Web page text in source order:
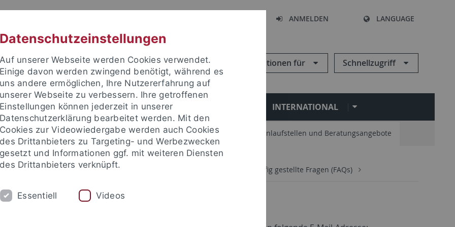
ANMELDEN LANGUAGE
Informationen für Schnellzugriff
FORSCHUNG EINRICHTUNGEN INTERNATIONAL
Universitätsbibliothek Zentrum für Datenverarbeitung Zentrale Anlaufstellen und Beratungsangebote
Anlaufstellen und Beratungsangebote Häufig gestellte Fragen (FAQs)
bei mangelnder Reinigungsleistung?
Datenschutzeinstellungen
Auf unserer Webseite werden Cookies verwendet.
Einige davon werden zwingend benötigt, während es
uns andere ermöglichen, Ihre Nutzererfahrung auf
unserer Webseite zu verbessern. Ihre getroffenen
Einstellungen können jederzeit in unserer
Datenschutzerklärung bearbeitet werden. Mit den
Cookies zur Videowiedergabe werden auch Cookies
des Drittanbieters zu Targeting- und Werbezwecken
gesetzt und Informationen ggf. mit weiteren Diensten
des Drittanbieters verknüpft.
Essentiell Videos